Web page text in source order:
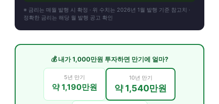
※ 금리는 매월 발행 시 확정 · 위 수치는 2026년 1월 발행 기준 참고치 ·
정확한 금리는 해당 월 발행 공고 확인
💰 내가 1,000만원 투자하면 만기에 얼마?
5년 만기
약 1,190만원
10년 만기
약 1,540만원